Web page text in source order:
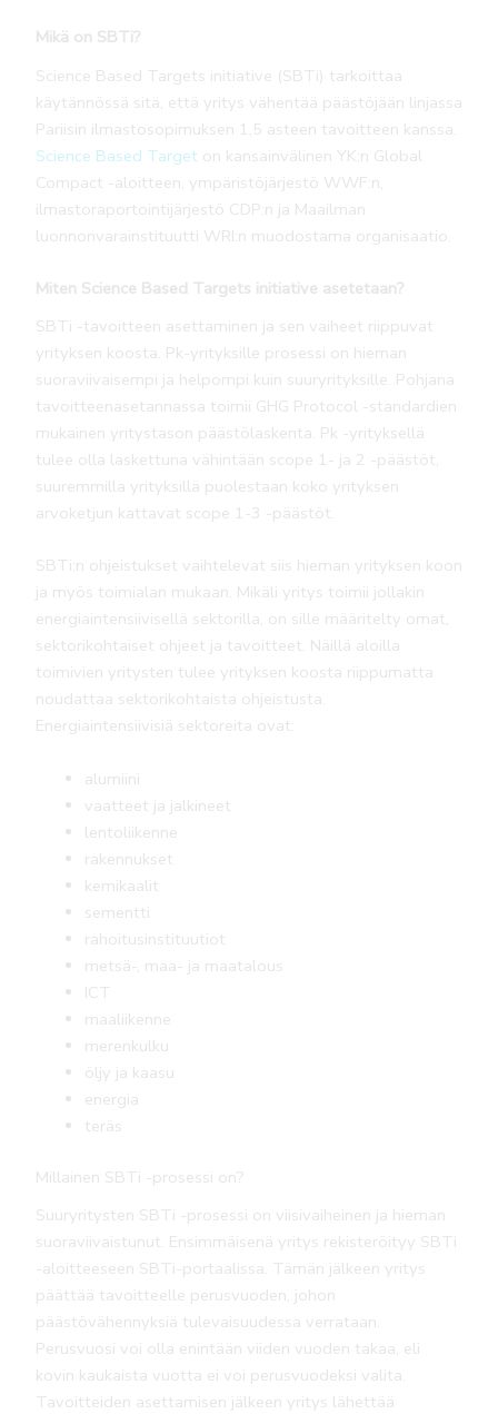
Mikä on SBTi?
Science Based Targets initiative (SBTi) tarkoittaa
käytännössä sitä, että yritys vähentää päästöjään linjassa
Pariisin ilmastosopimuksen 1,5 asteen tavoitteen kanssa.
Science Based Target on kansainvälinen YK:n Global
Compact -aloitteen, ympäristöjärjestö WWF:n,
ilmastoraportointijärjestö CDP:n ja Maailman
luonnonvarainstituutti WRI:n muodostama organisaatio.
Miten Science Based Targets initiative asetetaan?
SBTi -tavoitteen asettaminen ja sen vaiheet riippuvat
yrityksen koosta. Pk-yrityksille prosessi on hieman
suoraviivaisempi ja helpompi kuin suuryrityksille. Pohjana
tavoitteenasetannassa toimii GHG Protocol -standardien
mukainen yritystason päästölaskenta. Pk -yrityksellä
tulee olla laskettuna vähintään scope 1- ja 2 -päästöt,
suuremmilla yrityksillä puolestaan koko yrityksen
arvoketjun kattavat scope 1-3 -päästöt.
SBTi:n ohjeistukset vaihtelevat siis hieman yrityksen koon
ja myös toimialan mukaan. Mikäli yritys toimii jollakin
energiaintensiivisellä sektorilla, on sille määritelty omat,
sektorikohtaiset ohjeet ja tavoitteet. Näillä aloilla
toimivien yritysten tulee yrityksen koosta riippumatta
noudattaa sektorikohtaista ohjeistusta.
Energiaintensiivisiä sektoreita ovat:
alumiini
vaatteet ja jalkineet
lentoliikenne
rakennukset
kemikaalit
sementti
rahoitusinstituutiot
metsä-, maa- ja maatalous
ICT
maaliikenne
merenkulku
öljy ja kaasu
energia
teräs
Millainen SBTi -prosessi on?
Suuryritysten SBTi -prosessi on viisivaiheinen ja hieman
suoraviivaistunut. Ensimmäisenä yritys rekisteröityy SBTi
-aloitteeseen SBTi-portaalissa. Tämän jälkeen yritys
päättää tavoitteelle perusvuoden, johon
päästövähennyksiä tulevaisuudessa verrataan.
Perusvuosi voi olla enintään viiden vuoden takaa, eli
kovin kaukaista vuotta ei voi perusvuodeksi valita.
Tavoitteiden asettamisen jälkeen yritys lähettää